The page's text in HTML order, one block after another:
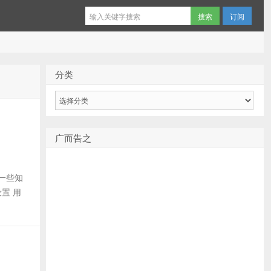
订阅
些知
用
分类
广而告之